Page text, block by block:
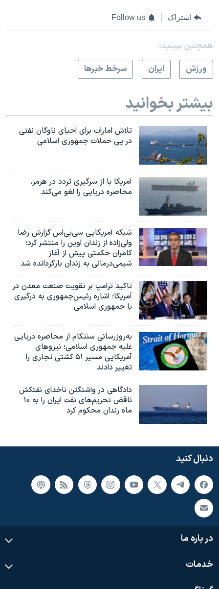
اشتراک Follow us
همچنبن ببینید:
ورزش
ايران سرخط خبرها
بیشتر بخوانید
تلاش امارات برای احیای ناوگان نفتی
در پی حملات جمهوری اسلامی
آمریکا با از سرگیری تردد در هرمز،
محاصره دریایی را لغو می‌کند
شبکه آمریکایی سی‌بی‌‌اس گزارش رضا
ولی‌زاده از زندان اوین را منتشر کرد؛
کامران حکمتی پیش از آغاز
شیمی‌درمانی به زندان بازگردانده شد
تاکید ترامپ بر تقویت صنعت معدن در
آمریکا؛ اشاره رئیس‌جمهوری به درگیری
با جمهوری اسلامی
به‌روزرسانی سنتکام از محاصره دریایی
علیه جمهوری اسلامی؛ نیروهای
آمریکایی مسیر ۵۱ کشتی تجاری را
تغییر دادند
دادگاهی در واشنگتن ناخدای نفتکش
ناقض تحریم‌های نفت ایران را به ۱۰
ماه زندان محکوم کرد
دنبال کنید
در باره ما
خدمات